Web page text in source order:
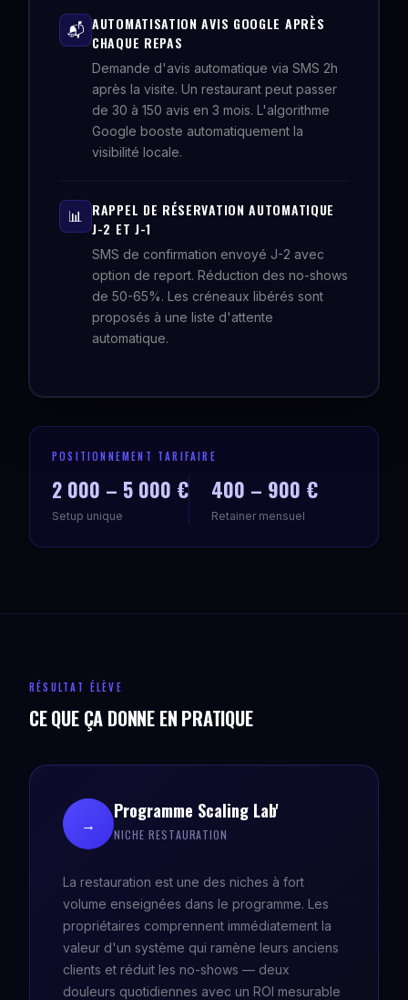
📬 AUTOMATISATION AVIS GOOGLE APRÈS
CHAQUE REPAS
Demande d'avis automatique via SMS 2h
après la visite. Un restaurant peut passer
de 30 à 150 avis en 3 mois. L'algorithme
Google booste automatiquement la
visibilité locale.
📊 RAPPEL DE RÉSERVATION AUTOMATIQUE
J-2 ET J-1
SMS de confirmation envoyé J-2 avec
option de report. Réduction des no-shows
de 50-65%. Les créneaux libérés sont
proposés à une liste d'attente
automatique.
POSITIONNEMENT TARIFAIRE
2 000 – 5 000 €
Setup unique
400 – 900 €
Retainer mensuel
RÉSULTAT ÉLÈVE
CE QUE ÇA DONNE EN PRATIQUE
→
Programme Scaling Lab'
NICHE RESTAURATION
La restauration est une des niches à fort
volume enseignées dans le programme. Les
propriétaires comprennent immédiatement la
valeur d'un système qui ramène leurs anciens
clients et réduit les no-shows — deux
douleurs quotidiennes avec un ROI mesurable